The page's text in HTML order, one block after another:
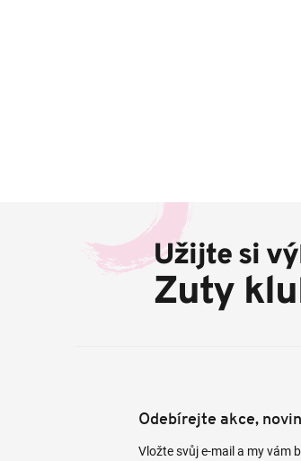
Užijte si
Zuty
Odebírejte akce,
Vložte svůj e-mail a my vám